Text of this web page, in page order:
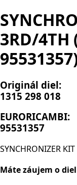
3RD/4TH
Originál diel:
1315 298 018
EURORICAMBI:
95531357
SYNCHRONIZER
Máte záujem o